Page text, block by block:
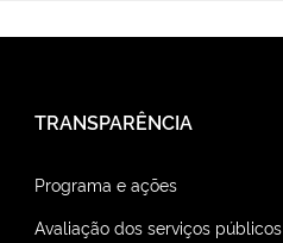
TRANSPARÊNCIA
Programa e ações
Avaliação dos serviços públicos